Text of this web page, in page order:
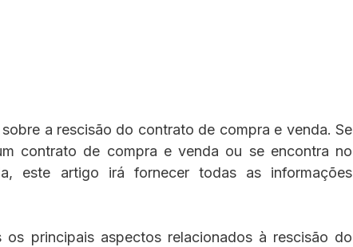
a rescisão do contrato de compra e venda. Se
contrato de compra e venda ou se encontra no
este artigo irá fornecer todas as informações
principais aspectos relacionados à rescisão do